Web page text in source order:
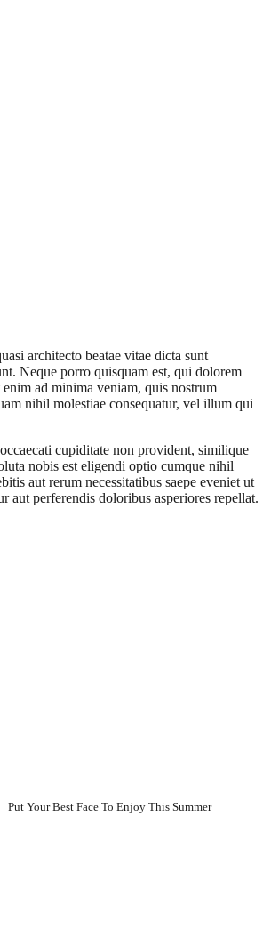
architecto beatae vitae dicta sunt
Neque porro quisquam est, qui dolorem
ad minima veniam, quis nostrum
nihil molestiae consequatur, vel illum qui
cupiditate non provident, similique
nobis est eligendi optio cumque nihil
aut rerum necessitatibus saepe eveniet ut
aut perferendis doloribus asperiores repellat.
Put Your Best Face To Enjoy This Summer